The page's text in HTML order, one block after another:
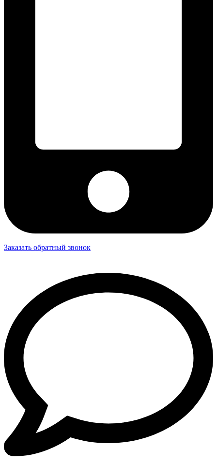
Заказать обратный звонок